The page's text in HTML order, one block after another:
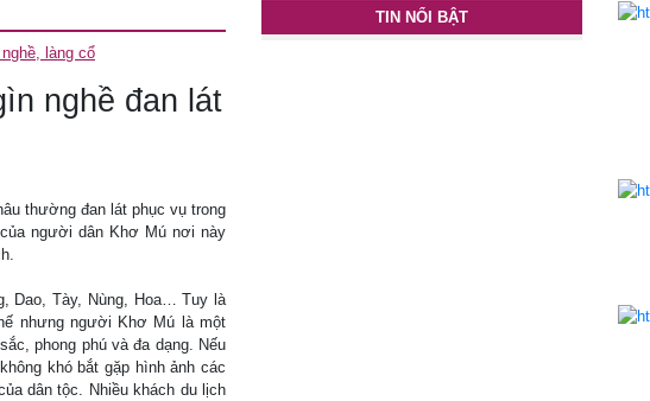
nghề, làng cổ
nghề đan lát
thường đan lát phục vụ trong
người dân Khơ Mú nơi này
Dao, Tày, Nùng, Hoa… Tuy là
nhưng người Khơ Mú là một
phong phú và đa dạng. Nếu
khó bắt gặp hình ảnh các
dân tộc. Nhiều khách du lịch
TIN NỔI BẬT